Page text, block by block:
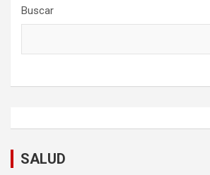
Buscar
SALUD